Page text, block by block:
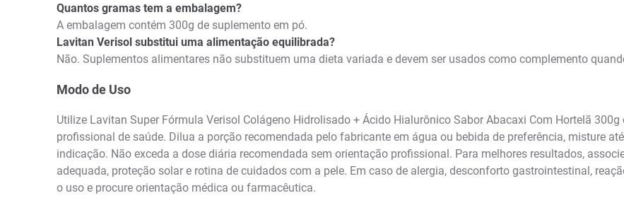
Quantos gramas tem a embalagem?
A embalagem contém 300g de suplemento em pó.
Lavitan Verisol substitui uma alimentação equilibrada?
Não. Suplementos alimentares não substituem uma dieta variada e devem ser usados como complemento
Modo de Uso
Utilize Lavitan Super Fórmula Verisol Colágeno Hidrolisado + Ácido Hialurônico Sabor Abacaxi Com Hortelã
profissional de saúde. Dilua a porção recomendada pelo fabricante em água ou bebida de preferência, misture
indicação. Não exceda a dose diária recomendada sem orientação profissional. Para melhores resultados,
adequada, proteção solar e rotina de cuidados com a pele. Em caso de alergia, desconforto gastrointestinal,
o uso e procure orientação médica ou farmacêutica.